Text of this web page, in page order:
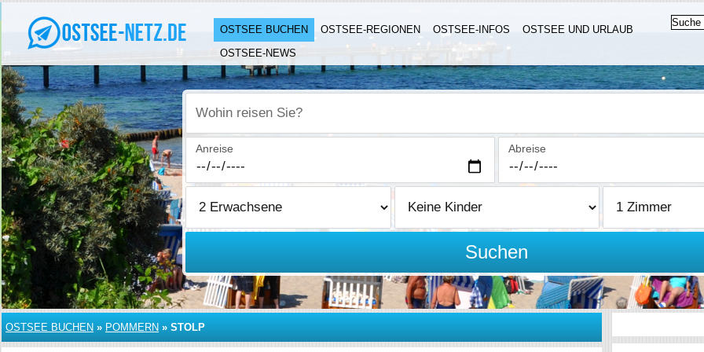
OSTSEE BUCHEN OSTSEE-REGIONEN OSTSEE-INFOS
OSTSEE UND URLAUB
OSTSEE-NEWS
Wohin reisen Sie?
Anreise Abreise
Suchen
OSTSEE BUCHEN » POMMERN » STOLP